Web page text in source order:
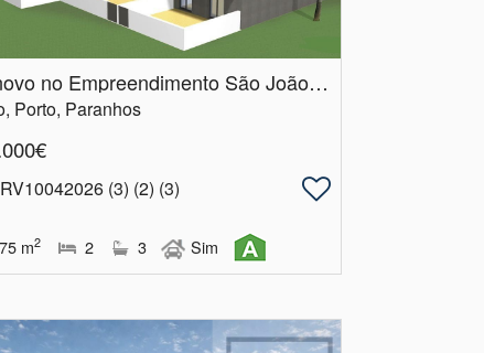
T2 novo no Empreendimento São João Porto
Porto, Paranhos
(3) (2) (3)
75 m2 2 3 Sim